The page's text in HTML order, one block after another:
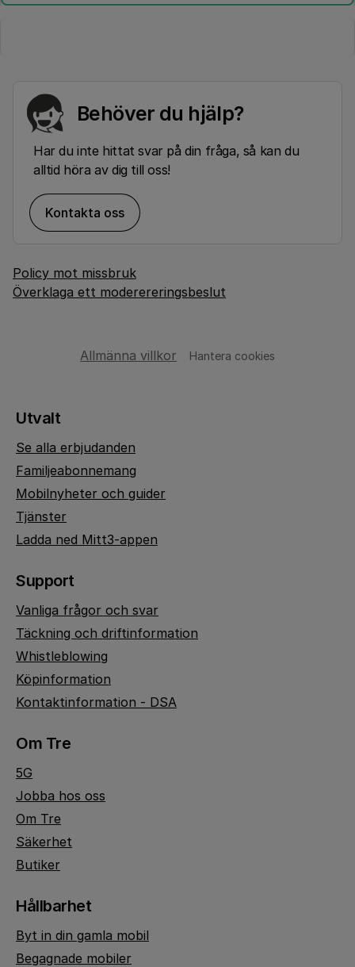
Behöver du hjälp?
Har du inte hittat svar på din fråga, så kan du
alltid höra av dig till oss!
Kontakta oss
Policy mot missbruk
Överklaga ett moderereringsbeslut
Allmänna villkor Hantera cookies
Utvalt
Se alla erbjudanden
Familjeabonnemang
Mobilnyheter och guider
Tjänster
Ladda ned Mitt3-appen
Support
Vanliga frågor och svar
Täckning och driftinformation
Whistleblowing
Köpinformation
Kontaktinformation - DSA
Om Tre
5G
Jobba hos oss
Om Tre
Säkerhet
Butiker
Hållbarhet
Byt in din gamla mobil
Begagnade mobiler